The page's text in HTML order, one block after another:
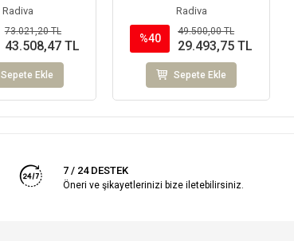
Radiva
73.021,20 TL
43.508,47 TL
Sepete Ekle
Radiva
%40
49.500,00 TL
29.493,75 TL
Sepete Ekle
7 / 24 DESTEK
Öneri ve şikayetlerinizi bize iletebilirsiniz.